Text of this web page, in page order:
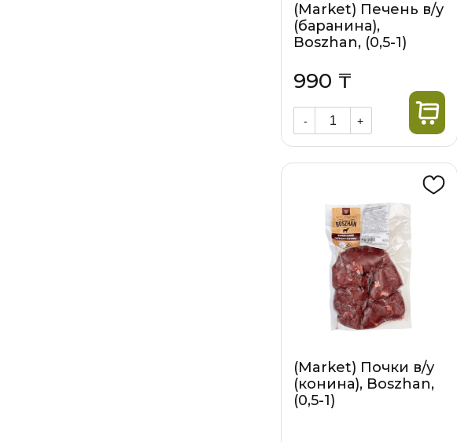
(Market) Печень в/у
(баранина),
Boszhan, (0,5-1)
990 ₸
- +
(Market) Почки в/у
(конина), Boszhan,
(0,5-1)